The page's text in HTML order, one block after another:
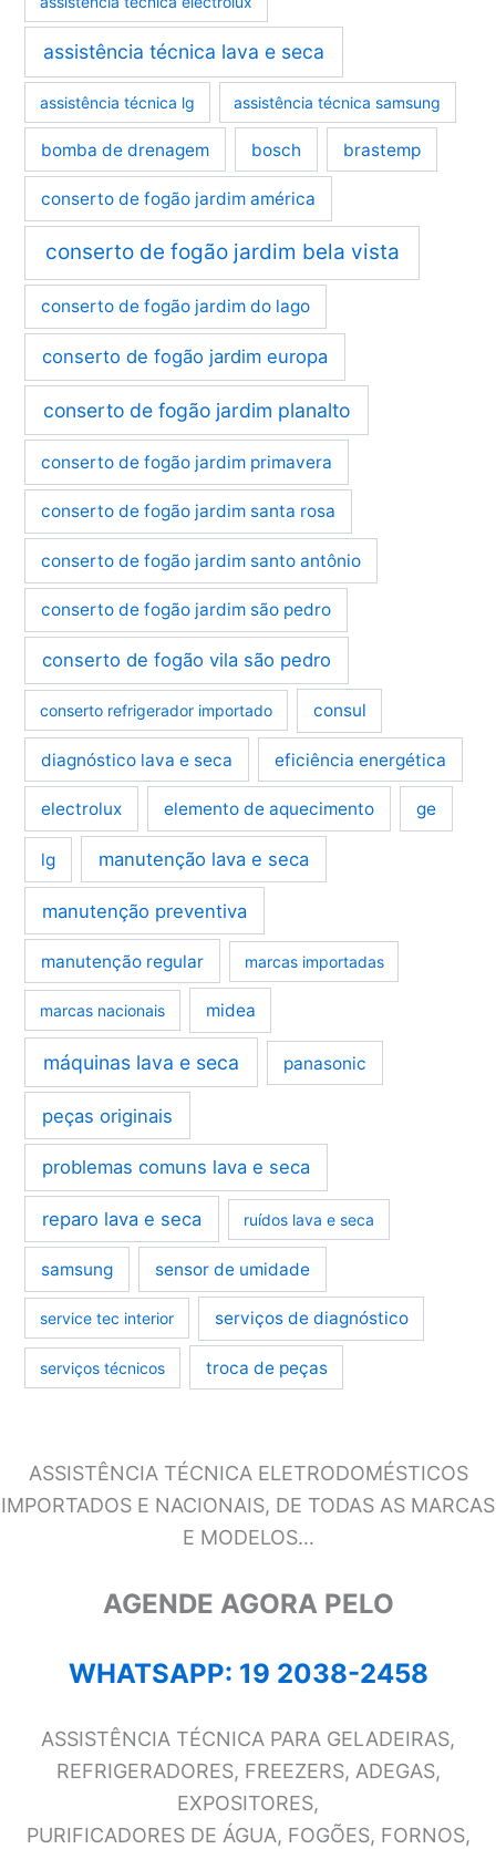
assistência técnica lava e seca
assistência técnica lg assistência técnica samsung
bomba de drenagem bosch brastemp
conserto de fogão jardim américa
conserto de fogão jardim bela vista
conserto de fogão jardim do lago
conserto de fogão jardim europa
conserto de fogão jardim planalto
conserto de fogão jardim primavera
conserto de fogão jardim santa rosa
conserto de fogão jardim santo antônio
conserto de fogão jardim são pedro
conserto de fogão vila são pedro
conserto refrigerador importado consul
diagnóstico lava e seca eficiência energética
electrolux elemento de aquecimento ge
lg manutenção lava e seca
manutenção preventiva
manutenção regular marcas importadas
marcas nacionais midea
máquinas lava e seca panasonic
peças originais
problemas comuns lava e seca
reparo lava e seca ruídos lava e seca
samsung sensor de umidade
service tec interior serviços de diagnóstico
serviços técnicos troca de peças
ASSISTÊNCIA TÉCNICA ELETRODOMÉSTICOS
IMPORTADOS E NACIONAIS, DE TODAS AS MARCAS
E MODELOS…
AGENDE AGORA PELO
WHATSAPP: 19 2038-2458
ASSISTÊNCIA TÉCNICA PARA GELADEIRAS,
REFRIGERADORES, FREEZERS, ADEGAS,
EXPOSITORES,
PURIFICADORES DE ÁGUA, FOGÕES, FORNOS,